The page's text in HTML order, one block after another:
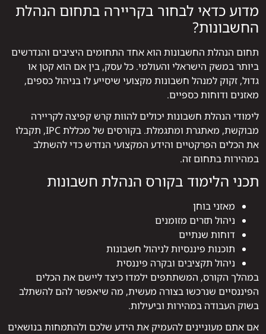
מדוע כדאי לבחור בקריירה בתחום הנהלת
החשבונות?
תחום הנהלת החשבונות הוא אחד התחומים היציבים והנדרשים
ביותר במשק הישראלי והעולמי. כל עסק, בין אם הוא קטן או
גדול, זקוק למנהל חשבונות מקצועי שיסייע לו בניהול כספים,
מאזנים ודוחות כספיים.
לימודי הנהלת חשבונות יכולים להוות קרש קפיצה לקריירה
מבוקשת, מאתגרת ומתגמלת. בקורסים של מכללת IPC, תקבלו
את הכלים הפרקטיים והידע המקצועי הנדרש כדי להשתלב
במהירות בתחום זה.
תכני הלימוד בקורס הנהלת חשבונות
מאזני בוחן
ניהול תזרים מזומנים
דוחות שנתיים
תוכנות פיננסיות לניהול חשבונות
ניהול תקציבים ובקרה פיננסית
במהלך הקורס, המשתתפים ילמדו כיצד ליישם את הכלים
הפיננסיים שנרכשו בצורה מעשית, מה שיאפשר להם להשתלב
בשוק העבודה במהירות וביעילות.
אם אתם מעוניינים להעמיק את הידע שלכם ולהתמחות בנושאים